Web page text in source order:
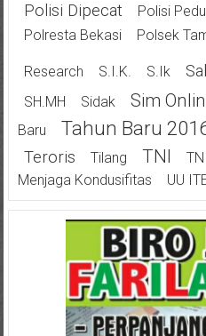
Polisi Dipecat Polisi
Polresta Bekasi
Polsek
Research S.I.K. S.Ik
SH.MH Sidak Sim
Baru
Tahun Baru
Teroris
Tilang TNI
Menjaga Kondusifitas
UU